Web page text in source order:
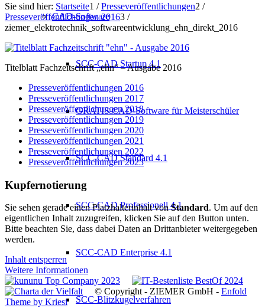
CAD-Software
SCC-CAD Startup 4.1
GRATIS CAD-Software für Meisterschüler
SCC-CAD Standard 4.1
SCC-CAD Professionell 4.1
SCC-CAD Enterprise 4.1
SCC-Blitzkugelverfahren
Sie sind hier: Startseite1 / Presseveröffentlichungen2 /
Presseveröffentlichungen 20163 /
ziemer_elektrotechnik_softwareentwicklung_ehn_direkt_2016
Titelblatt Fachzeitschrift „ehn“ – Ausgabe 2016
Presseveröffentlichungen 2016
Presseveröffentlichungen 2017
Presseveröffentlichungen 2018
Presseveröffentlichungen 2019
Presseveröffentlichungen 2020
Presseveröffentlichungen 2021
Presseveröffentlichungen 2022
Presseveröffentlichungen 2023
Kupfernotierung
Sie sehen gerade einen Platzhalterinhalt vonStandard. Um auf den
eigentlichen Inhalt zuzugreifen, klicken Sie auf den Button unten.
Bitte beachten Sie, dass dabei Daten an Drittanbieter weitergegeben
werden.
Inhalt entsperren
Weitere Informationen
© Copyright - ZIEMER GmbH - Enfold
Theme by Kriesi